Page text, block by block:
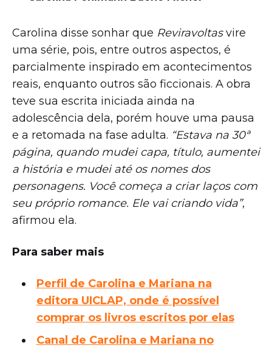
Carolina disse sonhar que Reviravoltasvire
uma série, pois, entre outros aspectos, é
parcialmente inspirado em acontecimentos
reais, enquanto outros são ficcionais. A obra
teve sua escrita iniciada ainda na
adolescência dela, porém houve uma pausa
e a retomada na fase adulta. “Estava na 30ª
página, quando mudei capa, título, aumentei
a história e mudei até os nomes dos
personagens. Você começa a criar laços com
seu próprio romance. Ele vai criando vida”,
afirmou ela.
Para saber mais
Perfil de Carolina e Mariana na
editora UICLAP, onde é possível
comprar os livros escritos por elas
Canal de Carolina e Mariana no